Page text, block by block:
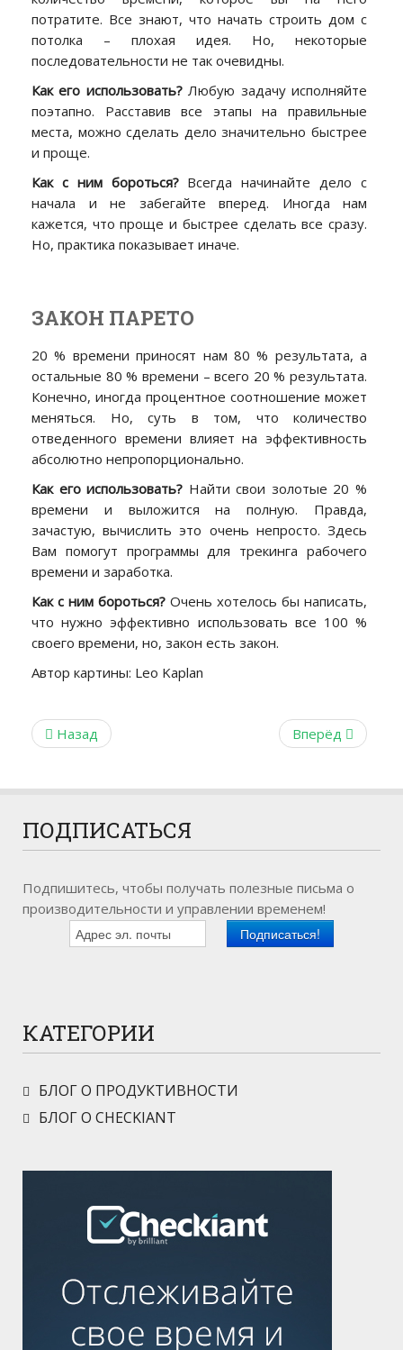
потратите. Все знают, что начать строить дом с
потолка – плохая идея. Но, некоторые
последовательности не так очевидны.
Как его использовать?Любую задачу исполняйте
поэтапно. Расставив все этапы на правильные
места, можно сделать дело значительно быстрее
и проще.
Как с ним бороться?Всегда начинайте дело с
начала и не забегайте вперед. Иногда нам
кажется, что проще и быстрее сделать все сразу.
Но, практика показывает иначе.
ЗАКОН ПАРЕТО
20 % времени приносят нам 80 % результата, а
остальные 80 % времени – всего 20 % результата.
Конечно, иногда процентное соотношение может
меняться. Но, суть в том, что количество
отведенного времени влияет на эффективность
абсолютно непропорционально.
Как его использовать? Найти свои золотые 20 %
времени и выложится на полную. Правда,
зачастую, вычислить это очень непросто. Здесь
Вам помогут программы для трекинга рабочего
времени и заработка.
Как с ним бороться? Очень хотелось бы написать,
что нужно эффективно использовать все 100 %
своего времени, но, закон есть закон.
Автор картины: Leo Kaplan
Назад Вперёд
ПОДПИСАТЬСЯ
Подпишитесь, чтобы получать полезные письма о
производительности и управлении временем!
КАТЕГОРИИ
БЛОГ О ПРОДУКТИВНОСТИ
БЛОГ О CHECKIANT